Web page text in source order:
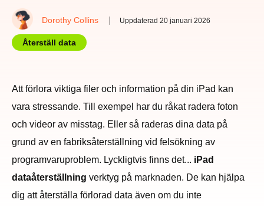
Dorothy Collins Uppdaterad 20 januari 2026
Återställ data
Att förlora viktiga filer och information på din iPad kan
vara stressande. Till exempel har du råkat radera foton
och videor av misstag. Eller så raderas dina data på
grund av en fabriksåterställning vid felsökning av
programvaruproblem. Lyckligtvis finns det... iPad
dataåterställning verktyg på marknaden. De kan hjälpa
dig att återställa förlorad data även om du inte